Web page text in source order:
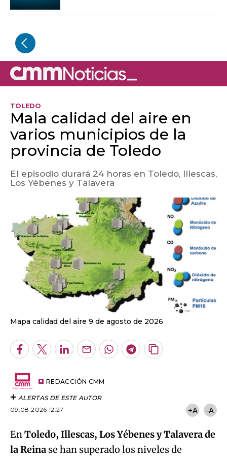
TOLEDO
Mala calidad del aire en
varios municipios de la
provincia de Toledo
El episodio durará 24 horas en Toledo, Illescas,
Los Yébenes y Talavera
Mapa calidad del aire 9 de agosto de 2026
Facebook
TwitterLinkedInEnviarWhatsapp
Telegram
Copiar
REDACCIÓN CMM
ALERTAS DE ESTE AUTOR
09.08.2026 12:27
+A -A
EnToledo, Illescas, Los Yébenes y Talavera de
la Reina se han superado los niveles de